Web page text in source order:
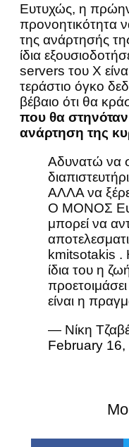
Ευτυχώς, η πρώην
προνοητικότητα
της ανάρτησής
ίδια
servers του Χ
τεράστιο όγκο
βέβαιο ότι θα
που θα
ανάρτηση της
Αδυνατώ να
ΑΛΛΑ να
Ο ΜΟΝΟΣ
μπορεί να
kmitsotakis .
ίδια του η
είναι η
— Νίκη
February 16,